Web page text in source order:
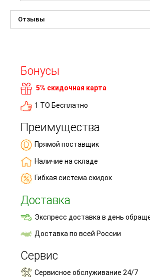
Отзывы
Бонусы
5% скидочная карта
1 ТО Бесплатно
Преимущества
Прямой поставщик
Наличие на складе
Гибкая система скидок
Доставка
Экспресс доставка в день
Доставка по всей России
Сервис
Сервисное обслуживание 24/7